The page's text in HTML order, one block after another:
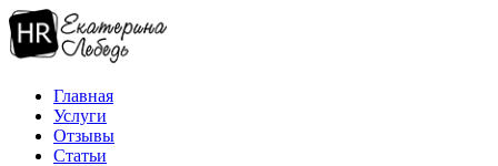
Главная
Услуги
Отзывы
Статьи